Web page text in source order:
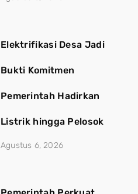
Elektrifikasi Desa Jadi
Bukti Komitmen
Pemerintah Hadirkan
Listrik hingga Pelosok
Agustus 6, 2026